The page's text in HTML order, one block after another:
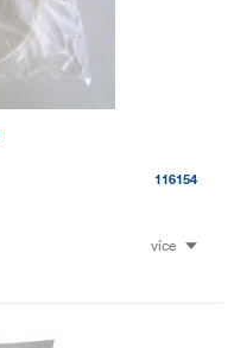
116154
více